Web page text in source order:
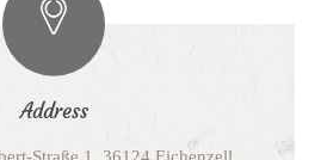
Address
Straße 1, 36124 Eichenzell